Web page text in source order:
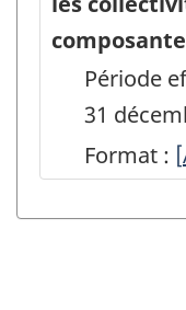
Période
31
Format : [